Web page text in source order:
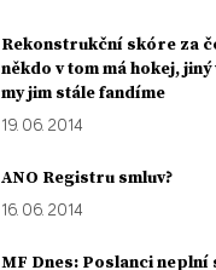
Rekonstrukční skóre za
někdo v tom má hokej,
my jim stále fandíme
19. 06. 2014
ANO Registru smluv?
16. 06. 2014
MF Dnes: Poslanci neplní